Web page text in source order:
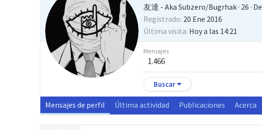
友達 - Aka Subzero/Bugrhak· 26 · De
Registrado 20 Ene 2016
Última visita Hoy a las 14:21
Mensajes
1.466
Buscar
Mensajes de perfil Última actividad Publicaciones Acerca